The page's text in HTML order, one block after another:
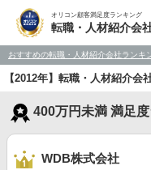
オリコン顧客満足度ランキング
転職・人材紹介会
おすすめの転職・人材紹介会社ランキ
【2012年】転職・人材紹介
400万円未満 満足
WDB株式会社